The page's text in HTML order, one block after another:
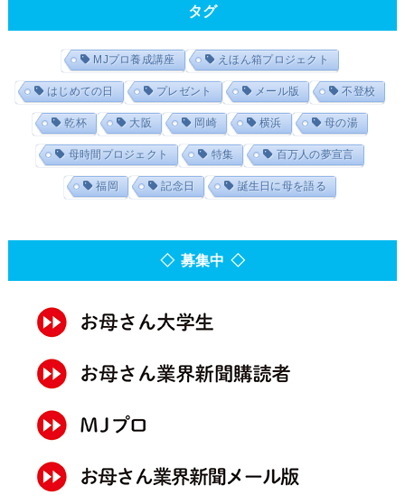
タグ
MJプロ養成講座 えほん箱プロジェクト
はじめての日 プレゼント メール版 不登校
乾杯 大阪 岡崎 横浜 母の湯
母時間プロジェクト 特集 百万人の夢宣言
福岡 記念日 誕生日に母を語る
◇ 募集中 ◇